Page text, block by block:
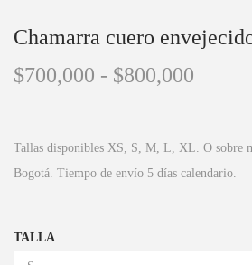
Chamarra cuero
$700,000 - $800,000
Tallas disponibles XS, S, M, L, XL. O sobre
Bogotá. Tiempo de envío 5 días calendario.
TALLA